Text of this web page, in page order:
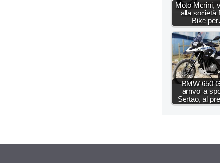
Moto Morini,
alla società
Bike
BMW 650
arrivo la
Sertao, al